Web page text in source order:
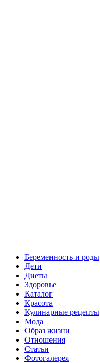
Беременность и роды
Дети
Диеты
Здоровье
Каталог
Красота
Кулинарные рецепты
Мода
Образ жизни
Отношения
Статьи
Фотогалерея